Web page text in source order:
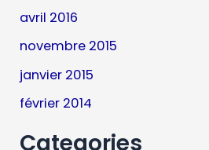
avril 2016
novembre 2015
janvier 2015
février 2014
Categories